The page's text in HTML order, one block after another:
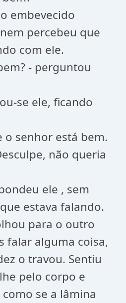
embevecido
percebeu que
com ele.
- perguntou
se ele, ficando
o senhor está bem.
não queria
ele , sem
estava falando.
para o outro
falar alguma coisa,
o travou. Sentiu
pelo corpo e
se a lâmina